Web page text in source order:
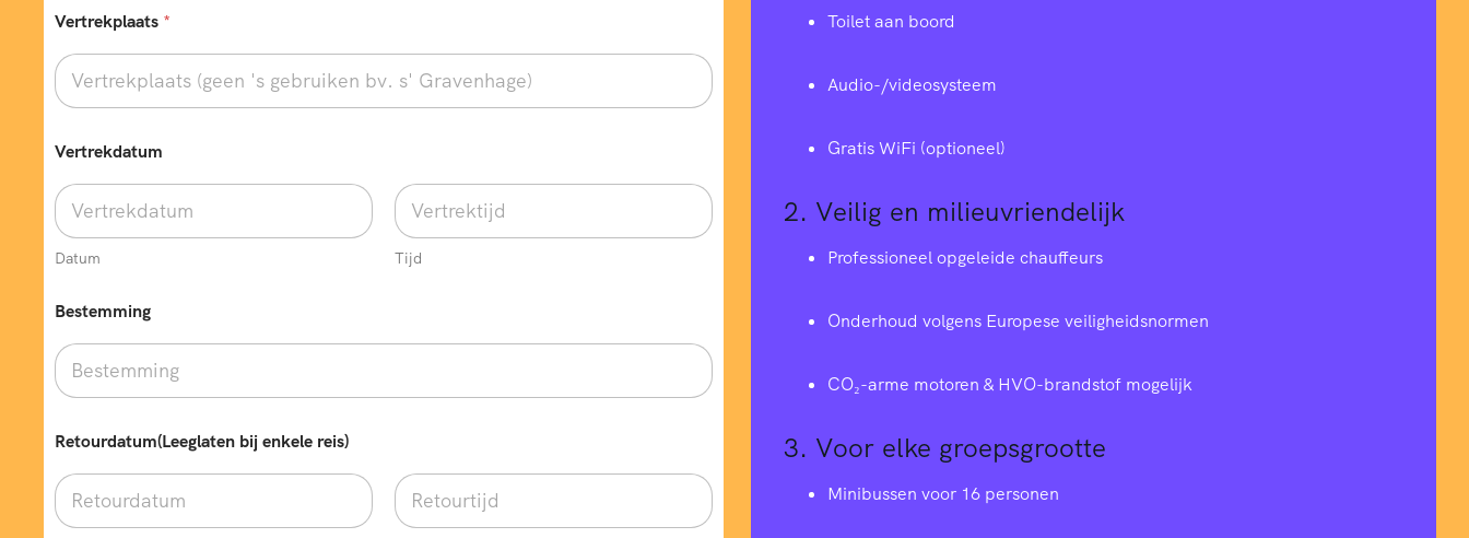
Vertrekplaats *
Vertrekdatum
Datum Tijd
Bestemming
Retourdatum(Leeglaten bij enkele reis)
Toilet aan boord
Audio-/videosysteem
Gratis WiFi (optioneel)
2. Veilig en milieuvriendelijk
Professioneel opgeleide chauffeurs
Onderhoud volgens Europese veiligheidsnormen
CO₂-arme motoren & HVO-brandstof mogelijk
3. Voor elke groepsgrootte
Minibussen voor 16 personen